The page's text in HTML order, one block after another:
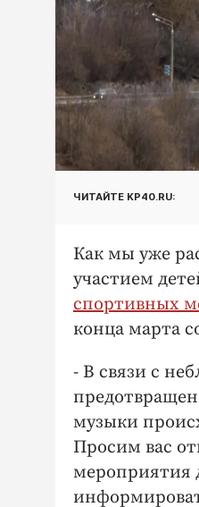
ЧИТАЙТЕ KP40.RU:
Как мы уже
участием
спортивных
конца марта
- В связи с
музыки
Просим вас
мероприятия